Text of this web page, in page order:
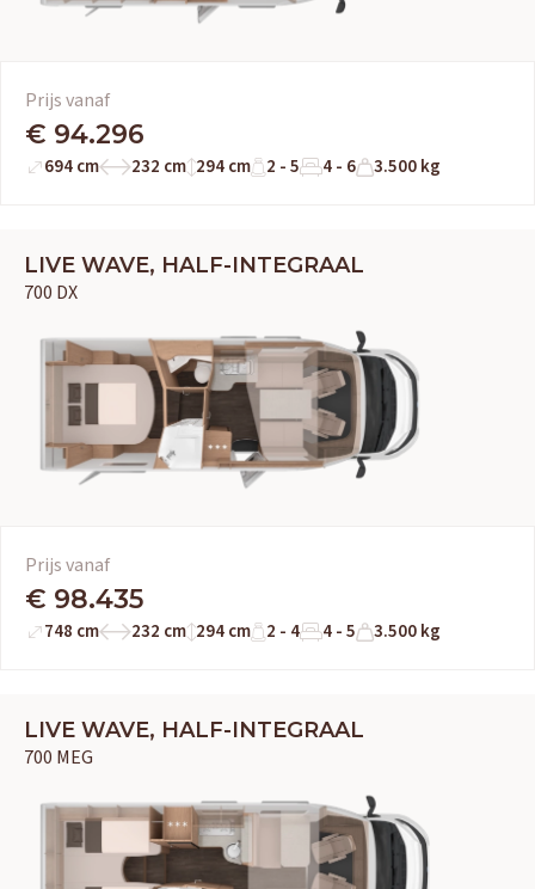
Prijs vanaf
€ 94.296
694 cm 232 cm 294 cm 2 - 5 4 - 6 3.500 kg
LIVE WAVE, HALF-INTEGRAAL
700 DX
Prijs vanaf
€ 98.435
748 cm 232 cm 294 cm 2 - 4 4 - 5 3.500 kg
LIVE WAVE, HALF-INTEGRAAL
700 MEG